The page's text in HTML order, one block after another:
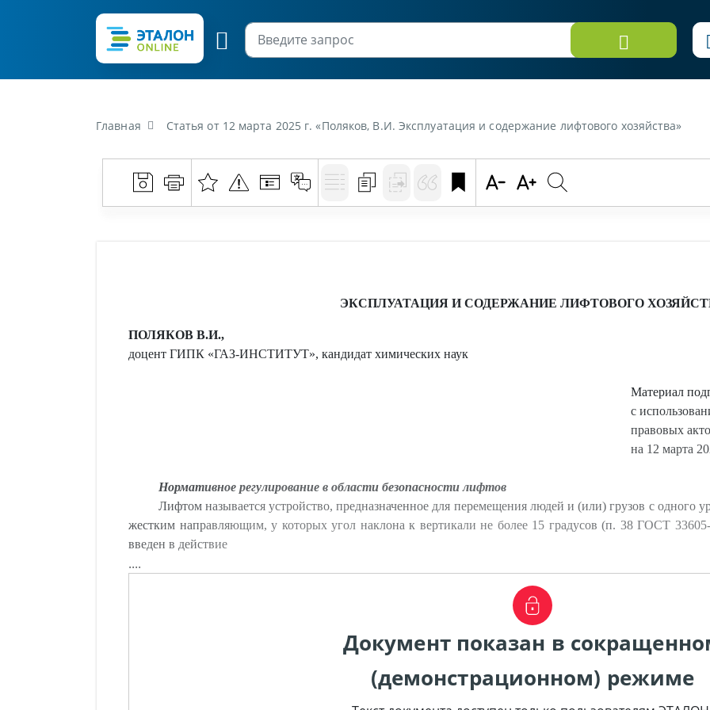
Главная Статья от 12 марта 2025 г. «Поляков, В.И. Эксплуатация и содержание лифтового хозяйства»
ЭКСПЛУАТАЦИЯ И СОДЕРЖАНИЕ ЛИФТОВОГО
ПОЛЯКОВ В.И.,
доцент ГИПК «ГАЗ-ИНСТИТУТ», кандидат химических наук
Материал
с
правовых
на 12 марта
Нормативное регулирование в области безопасности лифтов
Лифтом называется устройство, предназначенное для перемещения людей и (или) грузов с одного
жестким направляющим, у которых угол наклона к вертикали не более 15 градусов (п. 38 ГОСТ
введен в действие
....
Документ показан в
(демонстрационном) режиме